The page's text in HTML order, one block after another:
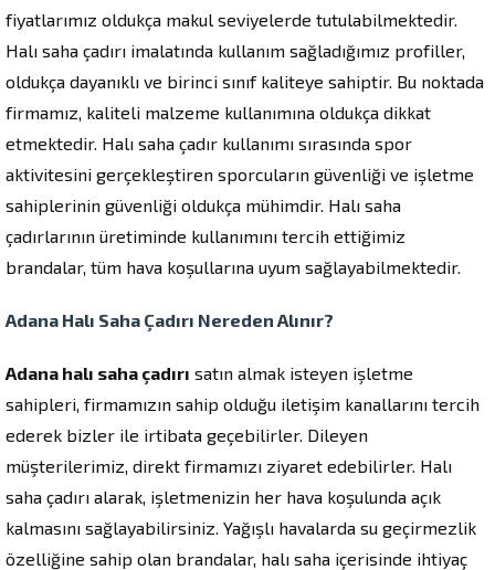
fiyatlarımız oldukça makul seviyelerde tutulabilmektedir.
Halı saha çadırı imalatında kullanım sağladığımız profiller,
oldukça dayanıklı ve birinci sınıf kaliteye sahiptir. Bu noktada
firmamız, kaliteli malzeme kullanımına oldukça dikkat
etmektedir. Halı saha çadır kullanımı sırasında spor
aktivitesini gerçekleştiren sporcuların güvenliği ve işletme
sahiplerinin güvenliği oldukça mühimdir. Halı saha
çadırlarının üretiminde kullanımını tercih ettiğimiz
brandalar, tüm hava koşullarına uyum sağlayabilmektedir.
Adana Halı Saha Çadırı Nereden Alınır?
Adana halı saha çadırı satın almak isteyen işletme
sahipleri, firmamızın sahip olduğu iletişim kanallarını tercih
ederek bizler ile irtibata geçebilirler. Dileyen
müşterilerimiz, direkt firmamızı ziyaret edebilirler. Halı
saha çadırı alarak, işletmenizin her hava koşulunda açık
kalmasını sağlayabilirsiniz. Yağışlı havalarda su geçirmezlik
özelliğine sahip olan brandalar, halı saha içerisinde ihtiyaç